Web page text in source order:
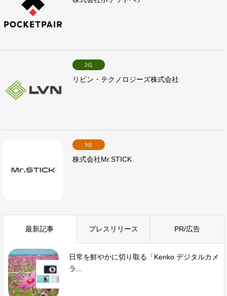
2位
リビン・テクノロジーズ株式会社
3位
株式会社Mr.STICK
最新記事 プレスリリース PR/広告
日常を鮮やかに切り取る「Kenko デジタルカメ
ラ...